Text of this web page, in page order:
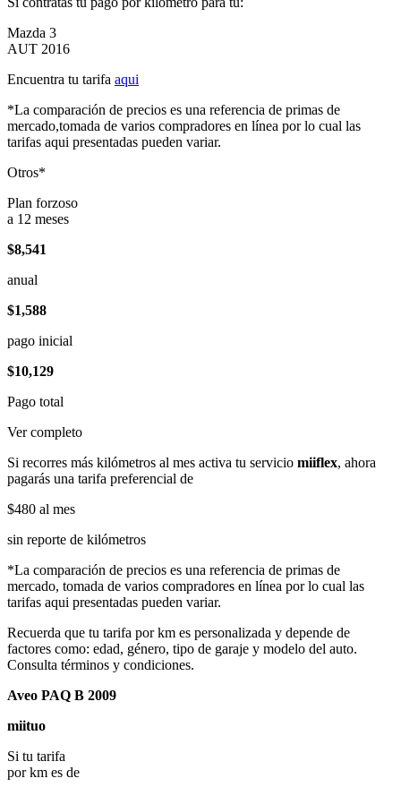
Mazda 3
AUT 2016
Encuentra tu tarifa aqui
*La comparación de precios es una referencia de primas de
mercado,tomada de varios compradores en línea por lo cual las
tarifas aqui presentadas pueden variar.
Otros*
Plan forzoso
a 12 meses
$8,541
anual
$1,588
pago inicial
$10,129
Pago total
Ver completo
Si recorres más kilómetros al mes activa tu servicio miiflex, ahora
pagarás una tarifa preferencial de
$480 al mes
sin reporte de kilómetros
*La comparación de precios es una referencia de primas de
mercado, tomada de varios compradores en línea por lo cual las
tarifas aqui presentadas pueden variar.
Recuerda que tu tarifa por km es personalizada y depende de
factores como: edad, género, tipo de garaje y modelo del auto.
Consulta términos y condiciones.
Aveo PAQ B 2009
miituo
Si tu tarifa
por km es de